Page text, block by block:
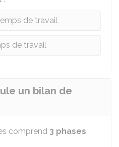
de travail
de travail
un bilan de
comprend 3 phases.